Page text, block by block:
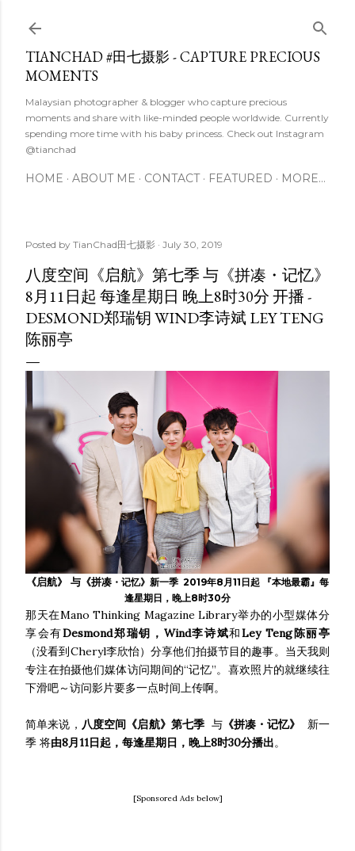
TIANCHAD #田七摄影 - CAPTURE PRECIOUS
MOMENTS
Malaysian photographer & blogger who capture precious
moments and share with like-minded people worldwide. Currently
spending more time with his baby princess. Check out Instagram
@tianchad
HOME ABOUT ME CONTACT FEATURED MORE…
Posted by TianChad田七摄影 July 30, 2019
八度空间《启航》第七季 与《拼凑・记忆》
8月11日起 每逢星期日 晚上8时30分 开播 -
DESMOND郑瑞钥 WIND李诗斌 LEY TENG
陈丽亭
《启航》 与《拼凑 ・记忆》新一季 2019年8月11日起 『本地最霸』每
逢星期日，晚上8时30分
那天在Mano Thinking Magazine Library举办的小型媒体分
享会有Desmond郑瑞钥， Wind李诗斌和Ley Teng陈丽亭
（没看到Cheryl李欣怡）分享他们拍摄节目的趣事。当天我则
专注在拍摄他们媒体访问期间的“记忆”。喜欢照片的就继续往
下滑吧～访问影片要多一点时间上传啊。
简单来说， 八度空间《启航》第七季 与《拼凑・记忆》
新一
季 将由8月11日起，每逢星期日，晚上8时30分播出。
[Sponsored Ads below]